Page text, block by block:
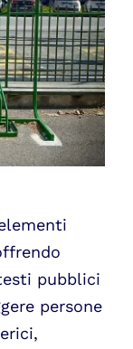
pubblici
persone